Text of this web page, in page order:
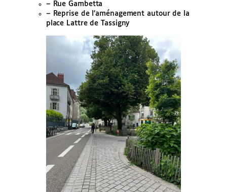
– Rue Gambetta
– Reprise de l’aménagement autour de la
place Lattre de Tassigny